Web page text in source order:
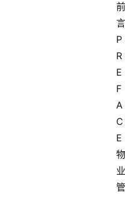
前
言
P
R
E
F
A
C
E
物
业
管